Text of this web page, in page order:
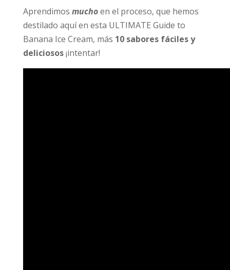
Aprendimos muchoen el proceso, que hemos
destilado aquí en esta ULTIMATE Guide to
Banana Ice Cream, más 10 sabores fáciles y
deliciosos¡intentar!